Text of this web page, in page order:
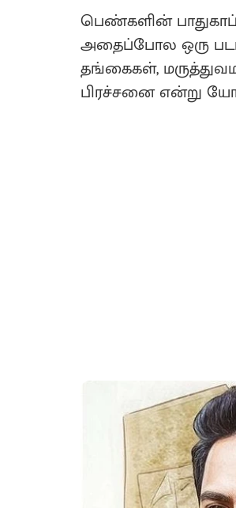
பெண்களின்
அதைப்போல ஒரு
தங்கைகள்,
பிரச்சனை என்று